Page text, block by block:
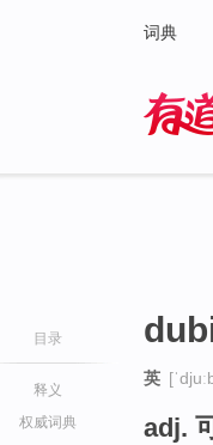
词典
目录
释义
权威词典
英
adj.